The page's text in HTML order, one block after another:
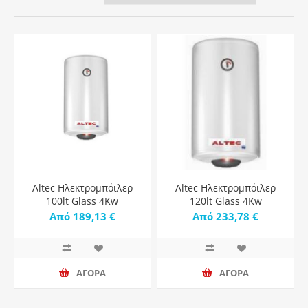
Altec Ηλεκτρομπόιλερ
100lt Glass 4Kw
Από 189,13 €
ΑΓΟΡΑ
Altec Ηλεκτρομπόιλερ
120lt Glass 4Kw
Από 233,78 €
ΑΓΟΡΑ